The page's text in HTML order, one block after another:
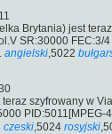
Brytania) jest
SR:30000 FEC:3/
angielski,5022
teraz szyfrowany w
PID:5011[MPEG-
czeski ,5024 rosyjski